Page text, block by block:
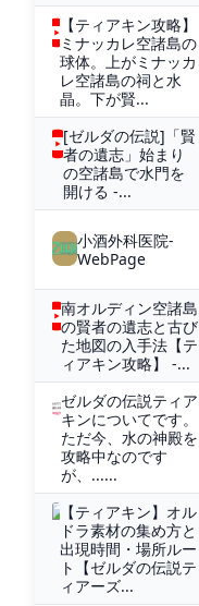
【ティアキン攻略】
ミナッカレ空諸島の
球体。上がミナッカ
レ空諸島の祠と水
晶。下が賢...
[ゼルダの伝説]「賢
者の遺志」始まり
の空諸島で水門を
開ける -...
小酒外科医院-
WebPage
南オルディン空諸島
の賢者の遺志と古び
た地図の入手法【テ
ィアキン攻略】 -...
ゼルダの伝説ティア
キンについてです。
ただ今、水の神殿を
攻略中なのです
が、......
【ティアキン】オル
ドラ素材の集め方と
出現時間・場所ルー
ト【ゼルダの伝説テ
ィアーズ...